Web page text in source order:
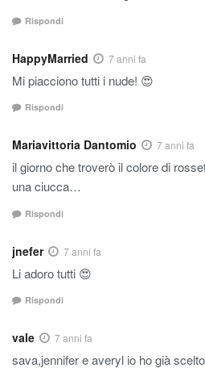
Rispondi
HappyMarried 7 anni fa
Mi piacciono tutti i nude! 😍
Rispondi
Mariavittoria Dantomio 7 anni fa
il giorno che troverò il colore di
una ciucca…
Rispondi
jnefer 7 anni fa
Li adoro tutti 😍
Rispondi
vale 7 anni fa
sava,jennifer e averyl io ho già scelto